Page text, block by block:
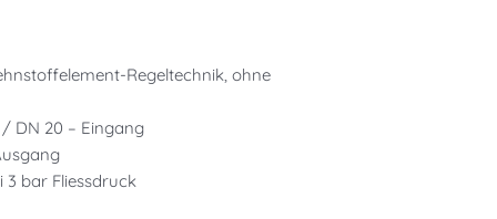
Regeltechnik, ohne
DN 20 – Eingang
bar Fliessdruck